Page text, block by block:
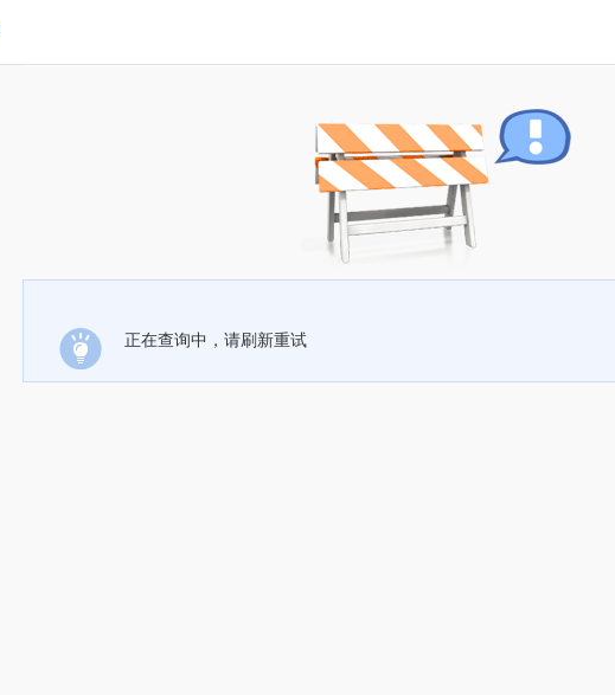
正在查询中，请刷新重试